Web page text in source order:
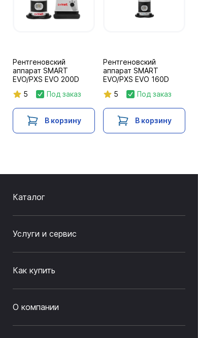
Рентгеновский
аппарат SMART
EVO/PXS EVO 200D
5
Под заказ
В корзину
Рентгеновский
аппарат SMART
EVO/PXS EVO 160D
5
Под заказ
В корзину
Каталог
Услуги и сервис
Как купить
О компании